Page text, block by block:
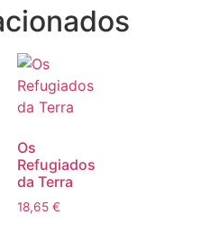
Os
Refugiados
da Terra
18,65 €